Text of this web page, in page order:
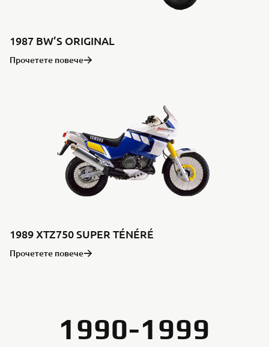
1987 BW’S ORIGINAL
Прочетете повече
1989 XTZ750 SUPER TÉNÉRÉ
Прочетете повече
1990-1999